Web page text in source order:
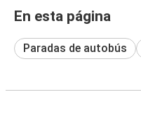
En esta página
Paradas de autobús